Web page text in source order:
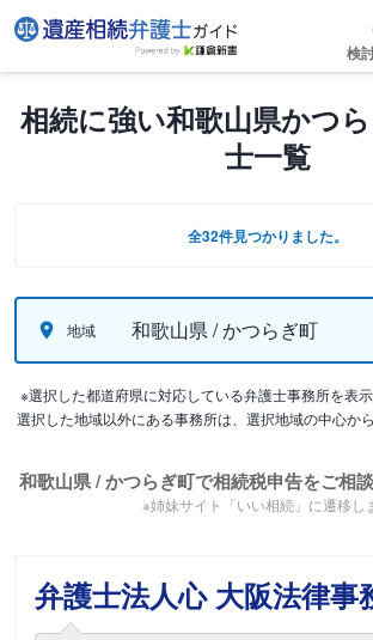
検
相続に強い和歌山県かつ
士一覧
全32件見つかりました。
地域 和歌山県 / かつらぎ町
※選択した都道府県に対応している弁護士事務所を表
選択した地域以外にある事務所は、選択地域の中心か
和歌山県 / かつらぎ町で相続税申告をご相
※姉妹サイト「いい相続」に遷移し
弁護士法人心 大阪法律事